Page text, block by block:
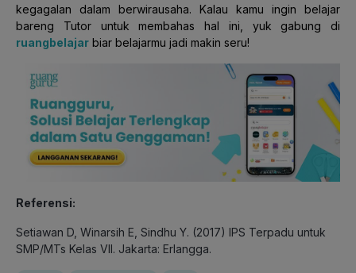
kegagalan dalam berwirausaha. Kalau kamu ingin belajar
bareng Tutor untuk membahas hal ini, yuk gabung di
ruangbelajar biar belajarmu jadi makin seru!
Referensi:
Setiawan D, Winarsih E, Sindhu Y. (2017) IPS Terpadu untuk
SMP/MTs Kelas VII. Jakarta: Erlangga.